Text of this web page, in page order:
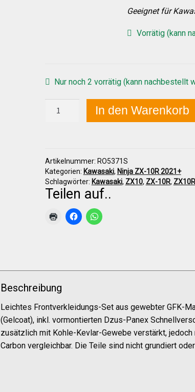
Geeignet für
Vorrätig (kann
Nur noch 2 vorrätig (kann nachbestellt
ZX-
(für
OEM-
Auspuff)
Menge
In den Warenkorb
Artikelnummer: RO5371S
Kategorien: Kawasaki, Ninja ZX-10R 2021+
Schlagwörter: Kawasaki, ZX10, ZX-10R, ZX10R
Teilen auf..
Beschreibung
Leichtes Frontverkleidungs-Set aus gewebter GFK-
(Gelcoat), inkl. vormontierten Dzus-Panex
zusätzlich mit Kohle-Kevlar-Gewebe verstärkt,
Carbon vergleichbar. Die Teile sind nicht grundiert